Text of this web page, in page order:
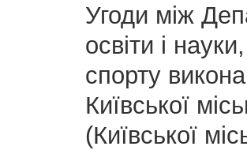
Угоди між
освіти і
спорту
Київської
(Київської